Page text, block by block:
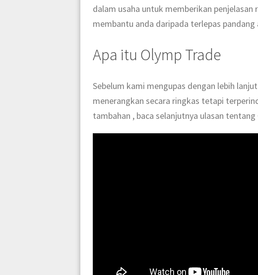
dalam usaha untuk memberikan
membantu anda daripada terlepas
Apa itu Olymp Trade
Sebelum kami mengupas dengan lebih
menerangkan secara ringkas tetapi
tambahan , baca selanjutnya ulasan